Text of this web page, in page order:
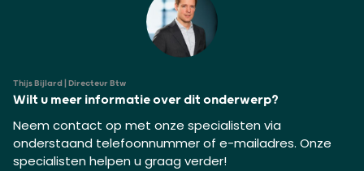
Thijs Bijlard | Directeur Btw
Wilt u meer informatie over dit onderwerp?
Neem contact op met onze specialisten via
onderstaand telefoonnummer of e-mailadres. Onze
specialisten helpen u graag verder!